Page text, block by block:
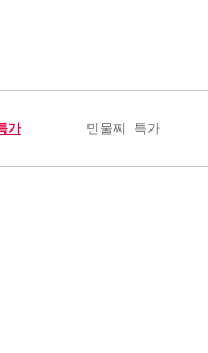
가 민물찌 특가